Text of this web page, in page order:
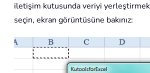
iletişim kutusunda veriyi
seçin, ekran görüntüsüne bakınız: